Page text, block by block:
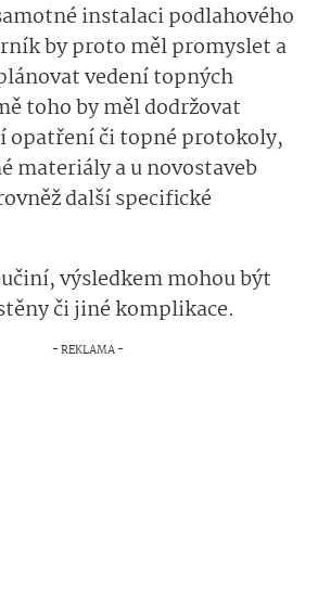
instalaci podlahového
by proto měl promyslet a
vedení topných
toho by měl dodržovat
opatření či topné protokoly,
materiály a u novostaveb
další specifické
výsledkem mohou být
či jiné komplikace.